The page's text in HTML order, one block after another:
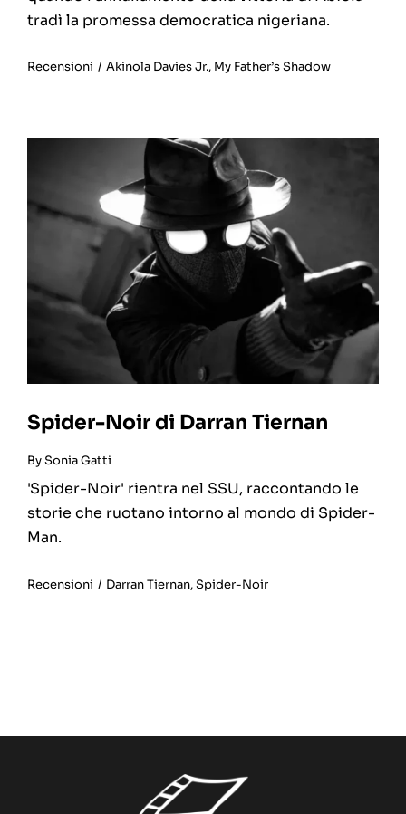
tradì la promessa democratica nigeriana.
Recensioni / Akinola Davies Jr., My Father’s Shadow
Spider-Noir di Darran Tiernan
BySonia Gatti
'Spider-Noir' rientra nel SSU, raccontando le
storie che ruotano intorno al mondo di Spider-
Man.
Recensioni / Darran Tiernan,Spider-Noir